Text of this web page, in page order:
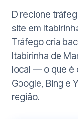
Direcione
site em
Tráfego cria
Itabirinha de
local — o que é
Google, Bing e
região.